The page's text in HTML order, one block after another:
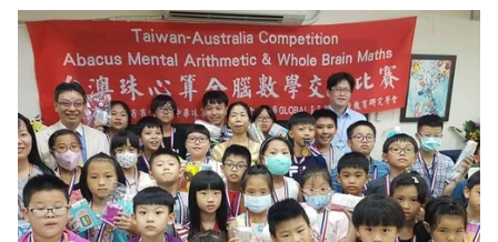
局指導，老師及家長們多年來的信賴與支持，圖為得獎選手與貴賓